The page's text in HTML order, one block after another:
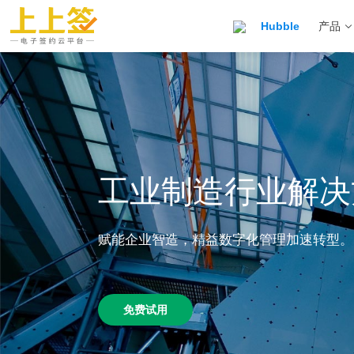
Hubble 产品
工业制造行业解
赋能企业智造，精益数字化管理加速转型。
免费试用